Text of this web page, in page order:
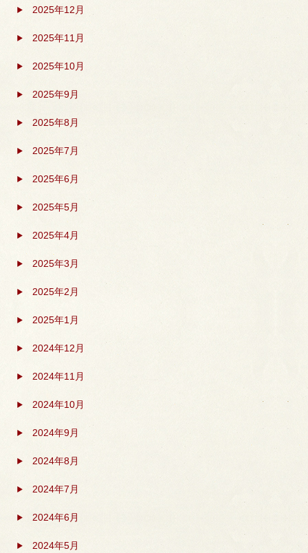
2025年12月
2025年11月
2025年10月
2025年9月
2025年8月
2025年7月
2025年6月
2025年5月
2025年4月
2025年3月
2025年2月
2025年1月
2024年12月
2024年11月
2024年10月
2024年9月
2024年8月
2024年7月
2024年6月
2024年5月